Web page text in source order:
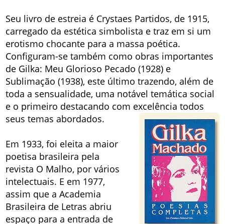
Seu livro de estreia é Crystaes Partidos, de 1915,
carregado da estética simbolista e traz em si um
erotismo chocante para a massa poética.
Configuram-se também como obras importantes
de Gilka: Meu Glorioso Pecado (1928) e
Sublimação (1938), este último trazendo, além de
toda a sensualidade, uma notável temática social
e o primeiro destacando com excelência todos
seus temas abordados.
Em 1933, foi eleita a maior
poetisa brasileira pela
revista O Malho, por vários
intelectuais. E em 1977,
assim que a Academia
Brasileira de Letras abriu
espaço para a entrada de